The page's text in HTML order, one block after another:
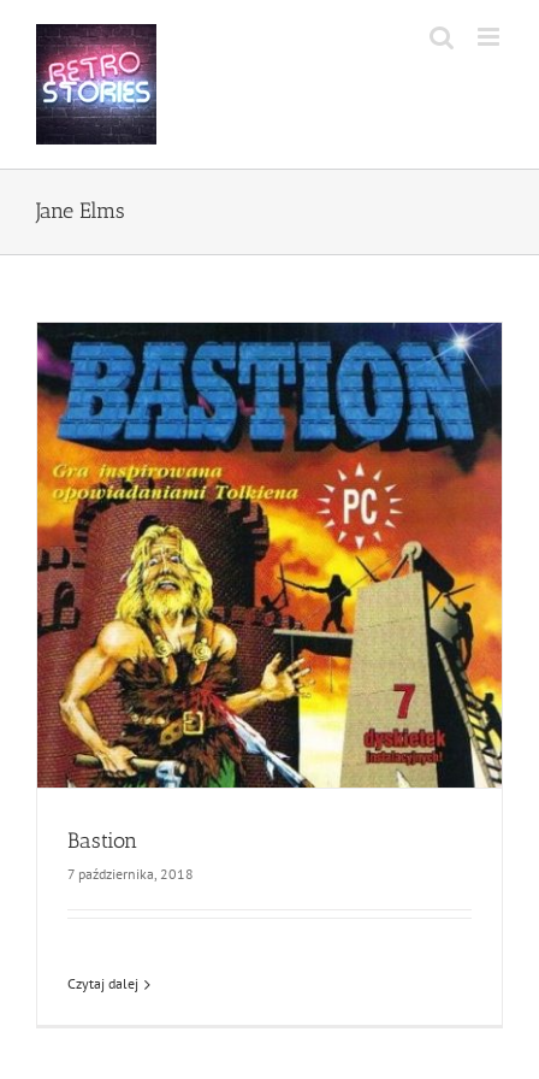
zawartości
Jane Elms
Bastion
7 października, 2018
Czytaj dalej